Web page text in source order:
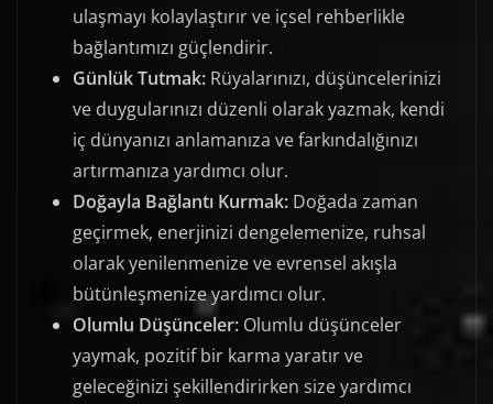
ulaşmayı kolaylaştırır ve içsel rehberlikle
bağlantımızı güçlendirir.
Günlük Tutmak: Rüyalarınızı, düşüncelerinizi
ve duygularınızı düzenli olarak yazmak, kendi
iç dünyanızı anlamanıza ve farkındalığınızı
artırmanıza yardımcı olur.
Doğayla Bağlantı Kurmak: Doğada zaman
geçirmek, enerjinizi dengelemenize, ruhsal
olarak yenilenmenize ve evrensel akışla
bütünleşmenize yardımcı olur.
Olumlu Düşünceler: Olumlu düşünceler
yaymak, pozitif bir karma yaratır ve
geleceğinizi şekillendirirken size yardımcı